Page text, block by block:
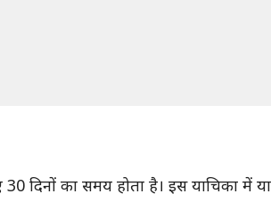
30 दिनों का समय होता है। इस याचिका